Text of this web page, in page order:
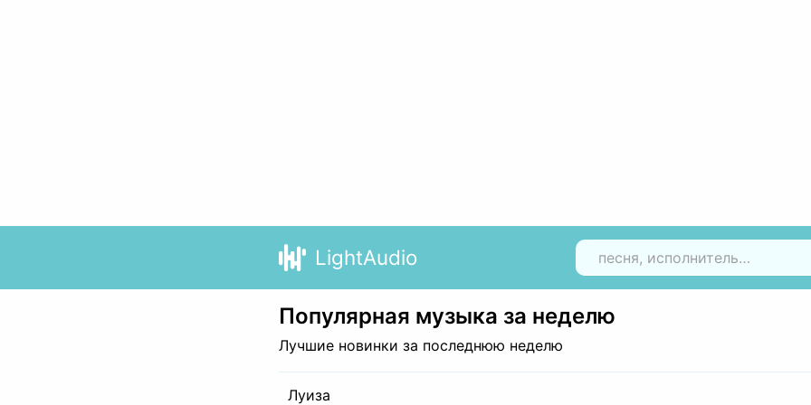
LightAudio
Популярная музыка за неделю
Лучшие новинки за последнюю неделю
Луиза